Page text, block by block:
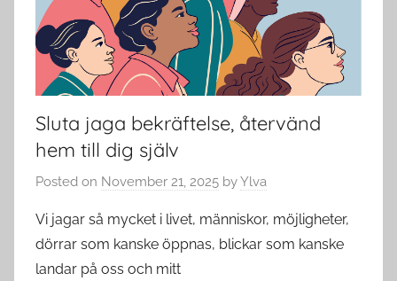
Sluta jaga bekräftelse, återvänd
hem till dig själv
Posted on November 21, 2025 byYlva
Vi jagar så mycket i livet, människor, möjligheter,
dörrar som kanske öppnas, blickar som kanske
landar på oss och mitt